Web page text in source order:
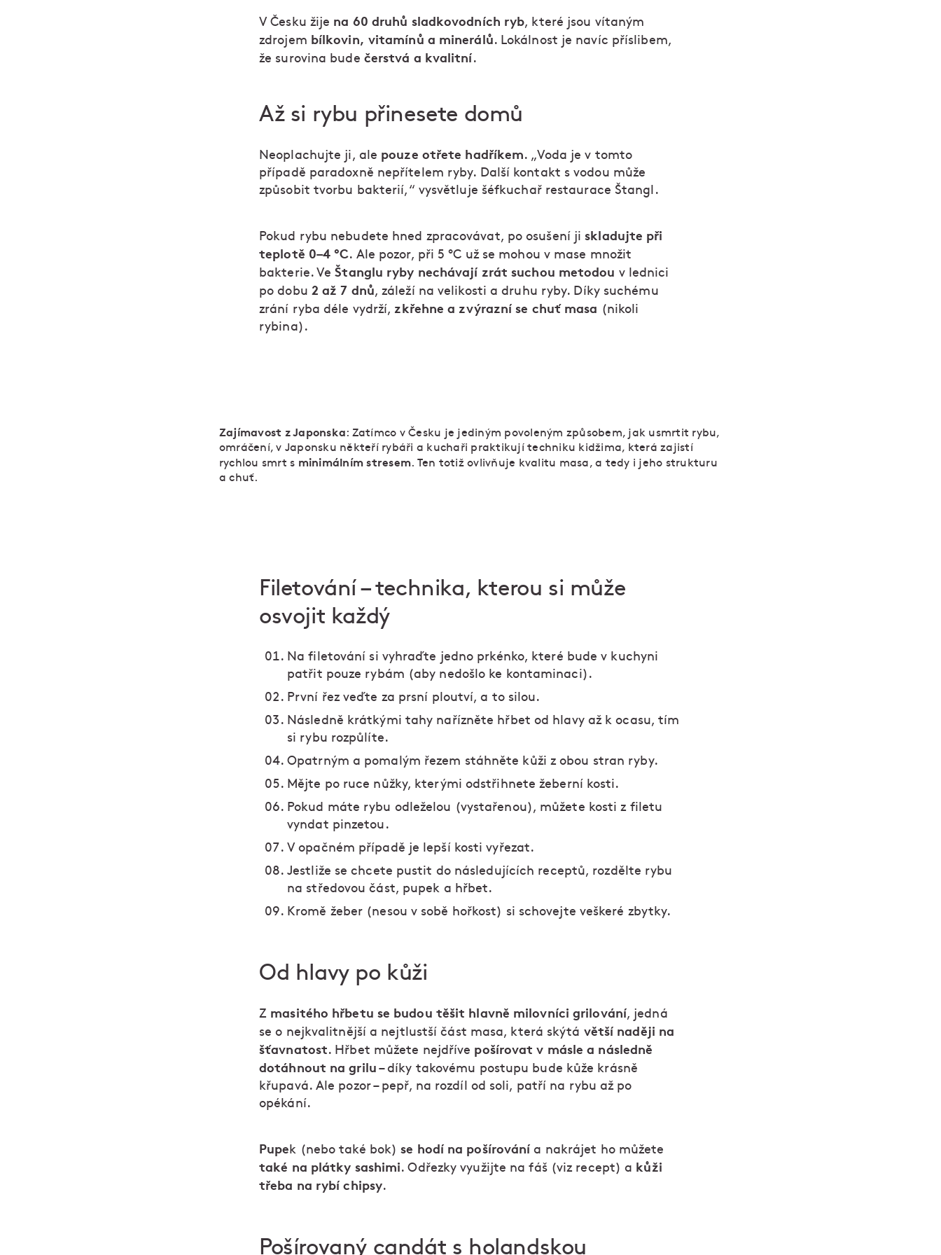
V Česku žije na 60 druhů sladkovodních ryb, které jsou vítaným
zdrojem bílkovin, vitamínů a minerálů. Lokálnost je navíc příslibem,
že surovina bude čerstvá a kvalitní.
Až si rybu přinesete domů
Neoplachujte ji, ale pouze otřete hadříkem. „Voda je v tomto
případě paradoxně nepřítelem ryby. Další kontakt s vodou může
způsobit tvorbu bakterií,“ vysvětluje šéfkuchař restaurace Štangl.
Pokud rybu nebudete hned zpracovávat, po osušení jiskladujte při
teplotě 0–4 °C. Ale pozor, při 5 °C už se mohou v mase množit
bakterie. VeŠtanglu ryby nechávají zrát suchou metodou v lednici
po dobu 2 až 7 dnů, záleží na velikosti a druhu ryby. Díky suchému
zrání ryba déle vydrží, zkřehne a zvýrazní se chuť masa (nikoli
rybina).
Zajímavost z Japonska : Zatímco v Česku je jediným povoleným způsobem, jak usmrtit rybu,
omráčení, v Japonsku někteří rybáři a kuchaři praktikují techniku kidžima, která zajistí
rychlou smrt s minimálním stresem. Ten totiž ovlivňuje kvalitu masa, a tedy i jeho strukturu
a chuť.
Filetování – technika, kterou si může
osvojit každý
Na filetování si vyhraďte jedno prkénko, které bude v kuchyni
patřit pouze rybám (aby nedošlo ke kontaminaci).
První řez veďte za prsní ploutví, a to silou.
Následně krátkými tahy nařízněte hřbet od hlavy až k ocasu, tím
si rybu rozpůlíte.
Opatrným a pomalým řezem stáhněte kůži z obou stran ryby.
Mějte po ruce nůžky, kterými odstřihnete žeberní kosti.
Pokud máte rybu odleželou (vystařenou), můžete kosti z filetu
vyndat pinzetou.
V opačném případě je lepší kosti vyřezat.
Jestliže se chcete pustit do následujících receptů, rozdělte rybu
na středovou část, pupek a hřbet.
Kromě žeber (nesou v sobě hořkost) si schovejte veškeré zbytky.
Od hlavy po kůži
Z masitého hřbetu se budou těšit hlavně milovníci grilování, jedná
se o nejkvalitnější a nejtlustší část masa, která skýtá větší naději na
šťavnatost. Hřbet můžete nejdříve pošírovat v másle a následně
dotáhnout na grilu – díky takovému postupu bude kůže krásně
křupavá. Ale pozor – pepř, na rozdíl od soli, patří na rybu až po
opékání.
Pupe k (nebo také bok) se hodí na pošírovánía nakrájet ho můžete
také na plátky sashimi. Odřezky využijte na fáš (viz recept) a kůži
třeba na rybí chipsy.
Pošírovaný candát s holandskou